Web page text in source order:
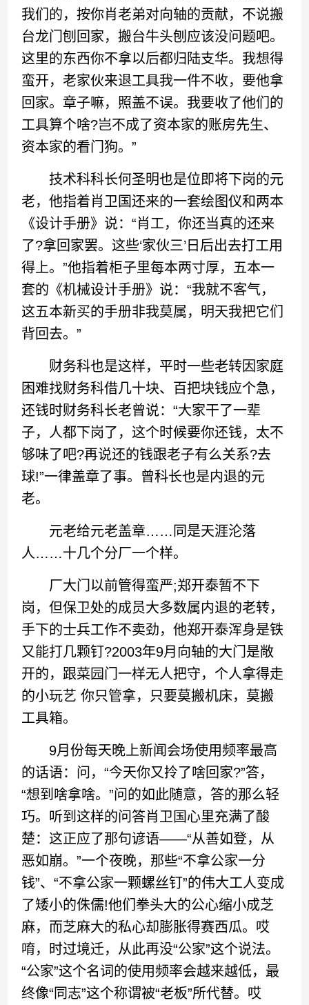
我们的，按你肖老弟对向轴的贡献，不说搬
台龙门刨回家，搬台牛头刨应该没问题吧。
这里的东西你不拿以后都归陆支华。我想得
蛮开，老家伙来退工具我一件不收，要他拿
回家。章子嘛，照盖不误。我要收了他们的
工具算个啥?岂不成了资本家的账房先生、
资本家的看门狗。”
技术科科长何圣明也是位即将下岗的元
老，他指着肖卫国还来的一套绘图仪和两本
《设计手册》说：“肖工，你还当真的还来
了?拿回家罢。这些‘家伙三’日后出去打工用
得上。”他指着柜子里每本两寸厚，五本一
套的《机械设计手册》说：“我就不客气，
这五本新买的手册非我莫属，明天我把它们
背回去。”
财务科也是这样，平时一些老转因家庭
困难找财务科借几十块、百把块钱应个急，
还钱时财务科长老曾说：“大家干了一辈
子，人都下岗了，这个时候要你还钱，太不
够味了吧?再说还的钱跟老子有么关系?去
球!”一律盖章了事。曾科长也是内退的元
老。
元老给元老盖章……同是天涯沦落
人……十几个分厂一个样。
厂大门以前管得蛮严;郑开泰暂不下
岗，但保卫处的成员大多数属内退的老转，
手下的士兵工作不卖劲，他郑开泰浑身是铁
又能打几颗钉?2003年9月向轴的大门是敞
开的，跟菜园门一样无人把守，个人拿得走
的小玩艺 你只管拿，只要莫搬机床，莫搬
工具箱。
9月份每天晚上新闻会场使用频率最高
的话语：问，“今天你又拎了啥回家?”答，
“想到啥拿啥。”问的如此随意，答的那么轻
巧。听到这样的问答肖卫国心里充满了酸
楚：这正应了那句谚语——“从善如登，从
恶如崩。”一个夜晚，那些“不拿公家一分
钱”、“不拿公家一颗螺丝钉”的伟大工人变成
了矮小的侏儒!他们拳头大的公心缩小成芝
麻，而芝麻大的私心却膨胀得赛西瓜。哎
唷，时过境迁，从此再没“公家”这个说法。
“公家”这个名词的使用频率会越来越低，最
终像“同志”这个称谓被“老板”所代替。哎